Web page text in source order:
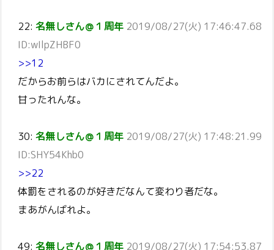
22: 名無しさん＠１周年 2019/08/27(火) 17:46:47.68
ID:wIlpZHBF0
>>12
だからお前らはバカにされてんだよ。
甘ったれんな。
30: 名無しさん＠１周年 2019/08/27(火) 17:48:21.99
ID:SHY54Khb0
>>22
体罰をされるのが好きだなんて変わり者だな。
まあがんばれよ。
49: 名無しさん＠１周年 2019/08/27(火) 17:54:53.87